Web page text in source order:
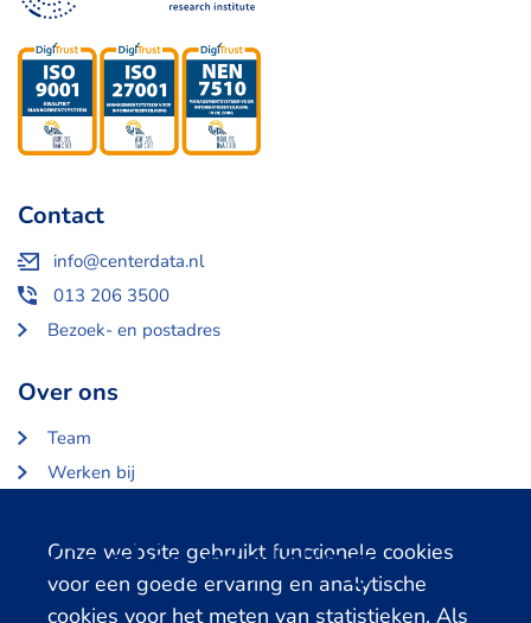
Cookie melding
Onze website gebruikt functionele cookies
voor een goede ervaring en analytische
cookies voor het meten van statistieken. Als
Contact
info@centerdata.nl
013 206 3500
Bezoek- en postadres
Over ons
Team
Werken bij
Partners en opdrachtgevers
Gerelateerde databanken